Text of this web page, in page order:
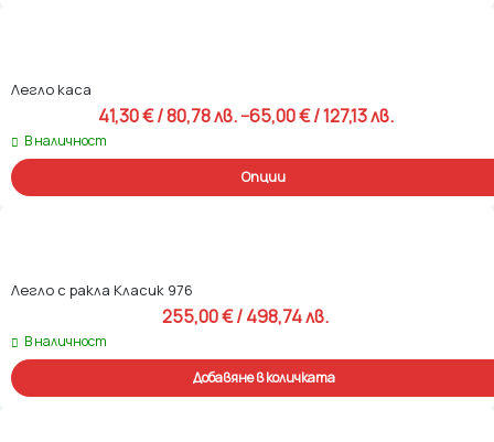
Легло каса
41,30 € / 80,78 лв. –65,00 € / 127,13 лв.
Price range: 41,30 € / 80,78 лв.
В наличност
Опции
Легло с ракла Класик 976
255,00 € / 498,74 лв.
В наличност
Добавяне в количката